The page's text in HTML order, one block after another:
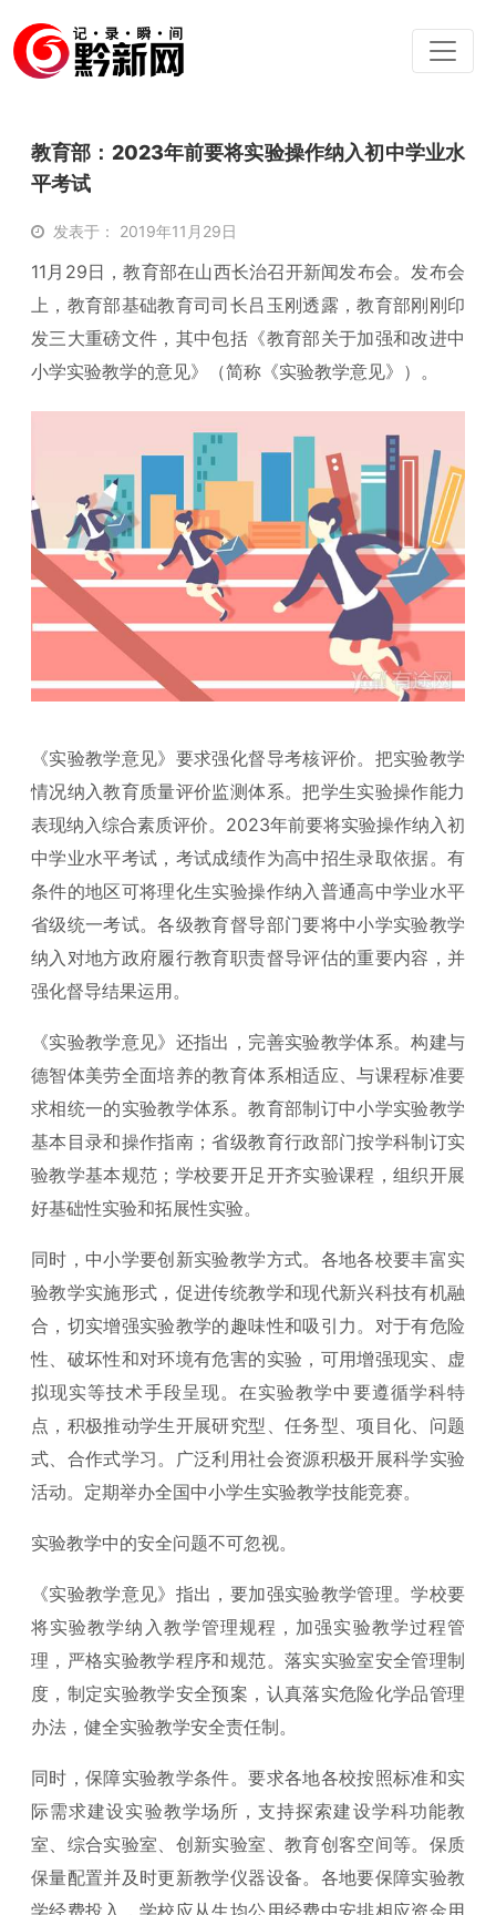
教育部：2023年前要将实验操作纳入初中学业水
平考试
发表于： 2019年11月29日
11月29日，教育部在山西长治召开新闻发布会。发布会
上，教育部基础教育司司长吕玉刚透露，教育部刚刚印
发三大重磅文件，其中包括《教育部关于加强和改进中
小学实验教学的意见》（简称《实验教学意见》）。
《实验教学意见》要求强化督导考核评价。把实验教学
情况纳入教育质量评价监测体系。把学生实验操作能力
表现纳入综合素质评价。2023年前要将实验操作纳入初
中学业水平考试，考试成绩作为高中招生录取依据。有
条件的地区可将理化生实验操作纳入普通高中学业水平
省级统一考试。各级教育督导部门要将中小学实验教学
纳入对地方政府履行教育职责督导评估的重要内容，并
强化督导结果运用。
《实验教学意见》还指出，完善实验教学体系。构建与
德智体美劳全面培养的教育体系相适应、与课程标准要
求相统一的实验教学体系。教育部制订中小学实验教学
基本目录和操作指南；省级教育行政部门按学科制订实
验教学基本规范；学校要开足开齐实验课程，组织开展
好基础性实验和拓展性实验。
同时，中小学要创新实验教学方式。各地各校要丰富实
验教学实施形式，促进传统教学和现代新兴科技有机融
合，切实增强实验教学的趣味性和吸引力。对于有危险
性、破坏性和对环境有危害的实验，可用增强现实、虚
拟现实等技术手段呈现。在实验教学中要遵循学科特
点，积极推动学生开展研究型、任务型、项目化、问题
式、合作式学习。广泛利用社会资源积极开展科学实验
活动。定期举办全国中小学生实验教学技能竞赛。
实验教学中的安全问题不可忽视。
《实验教学意见》指出，要加强实验教学管理。学校要
将实验教学纳入教学管理规程，加强实验教学过程管
理，严格实验教学程序和规范。落实实验室安全管理制
度，制定实验教学安全预案，认真落实危险化学品管理
办法，健全实验教学安全责任制。
同时，保障实验教学条件。要求各地各校按照标准和实
际需求建设实验教学场所，支持探索建设学科功能教
室、综合实验室、创新实验室、教育创客空间等。保质
保量配置并及时更新教学仪器设备。各地要保障实验教
学经费投入，学校应从生均公用经费中安排相应资金用